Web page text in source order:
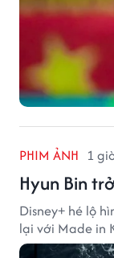
PHIM ẢNH 1
Hyun Bin
Disney+ hé lộ
lại với Made in